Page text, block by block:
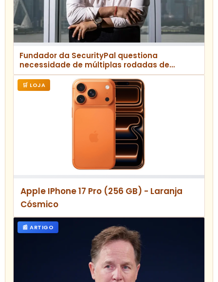
Fundador da SecurityPal questiona
necessidade de múltiplas rodadas de
capital de risco
🛒 LOJA
Apple IPhone 17 Pro (256 GB) - Laranja
Cósmico
📰 ARTIGO